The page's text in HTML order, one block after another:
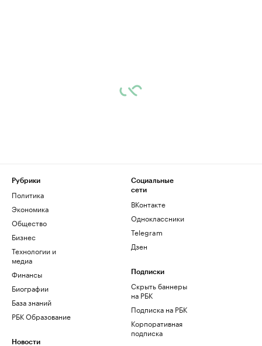
Рубрики
Политика
Экономика
Общество
Бизнес
Технологии и
медиа
Финансы
Биографии
База знаний
РБК Образование
Новости
Социальные
сети
ВКонтакте
Одноклассники
Telegram
Дзен
Подписки
Скрыть баннеры
на РБК
Подписка на РБК
Корпоративная
подписка